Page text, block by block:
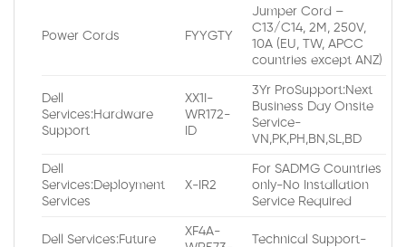
Power Cords FYYGTY
Jumper Cord –
C13/C14, 2M, 250V,
10A (EU, TW, APCC
countries except ANZ)
Dell
Services:Hardware
Support
XX1I-
WR172-
ID
3Yr ProSupport:Next
Business Day Onsite
Service-
VN,PK,PH,BN,SL,BD
Dell
Services:Deployment
Services
X-IR2
For SADMG Countries
only-No Installation
Service Required
Dell Services:Future
XF4A-
Technical Support-